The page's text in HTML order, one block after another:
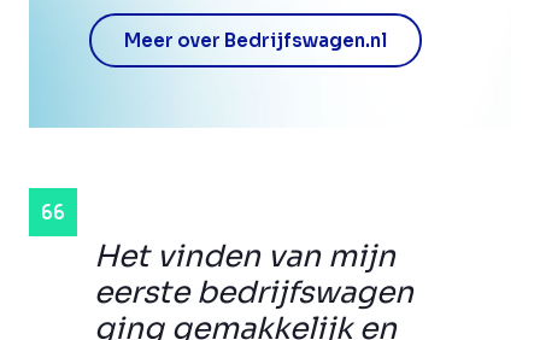
Het vinden van mijn
eerste bedrijfswagen
ging gemakkelijk en
Meer over Bedrijfswagen.nl